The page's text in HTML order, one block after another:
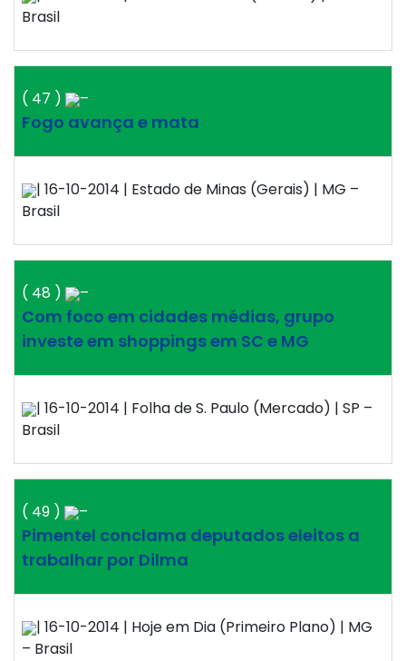
Brasil
( 47 ) –
Fogo avança e mata
| 16-10-2014 | Estado de Minas (Gerais) | MG –
Brasil
( 48 ) –
Com foco em cidades médias, grupo
investe em shoppings em SC e MG
| 16-10-2014 | Folha de S. Paulo (Mercado) | SP –
Brasil
( 49 ) –
Pimentel conclama deputados eleitos a
trabalhar por Dilma
| 16-10-2014 | Hoje em Dia (Primeiro Plano) | MG
– Brasil